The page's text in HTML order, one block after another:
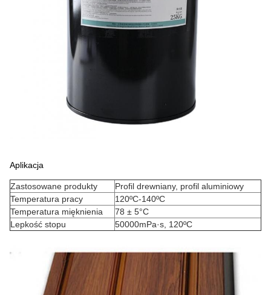
Aplikacja
Zastosowane produkty
Profil drewniany, profil aluminiowy
Temperatura pracy
120ºC-140ºC
Temperatura mięknienia
78 ± 5°C
Lepkość stopu
50000mPa·s, 120ºC